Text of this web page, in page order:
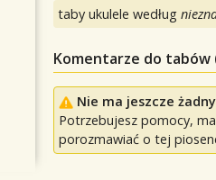
taby ukulele według
Komentarze do tabów
Nie ma jeszcze
Potrzebujesz pomocy,
porozmawiać o tej